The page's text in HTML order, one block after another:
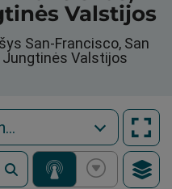
Valstijos
San-Francisco, San
Jungtinės Valstijos
Verizon Wireless